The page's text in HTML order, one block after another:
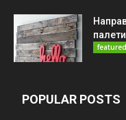
палети
featured
POPULAR POSTS